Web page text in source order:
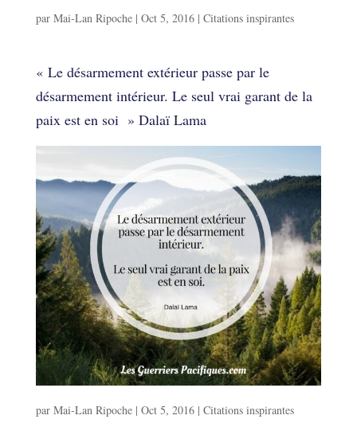
par Mai-Lan Ripoche| Oct 5, 2016| Citations inspirantes
« Le désarmement extérieur passe par le
désarmement intérieur. Le seul vrai garant de la
paix est en soi » Dalaï Lama
Inspirations
par Mai-Lan Ripoche| Oct 5, 2016| Citations inspirantes